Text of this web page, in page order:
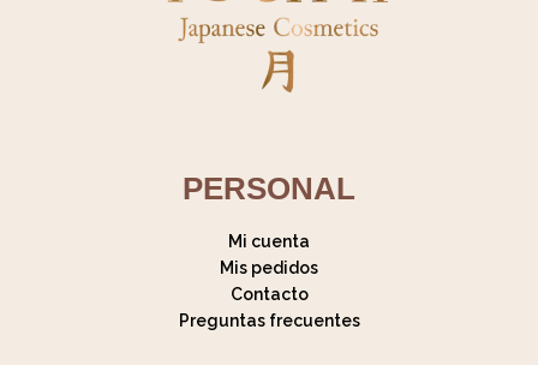
PERSONAL
Mi cuenta
Mis pedidos
Contacto
Preguntas frecuentes